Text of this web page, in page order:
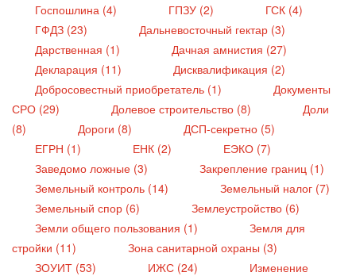
Госпошлина (4)
ГПЗУ (2)
ГСК (4)
ГФДЗ (23)
Дальневосточный гектар (3)
Дарственная (1)
Дачная амнистия (27)
Декларация (11)
Дисквалификация (2)
Добросовестный приобретатель (1)
Документы
СРО (29)
Долевое строительство (8)
Доли
(8)
Дороги (8)
ДСП-секретно (5)
ЕГРН (1)
ЕНК (2)
ЕЭКО (7)
Заведомо ложные (3)
Закрепление границ (1)
Земельный контроль (14)
Земельный налог (7)
Земельный спор (6)
Землеустройство (6)
Земли общего пользования (1)
Земля для
стройки (11)
Зона санитарной охраны (3)
ЗОУИТ (53)
ИЖС (24)
Изменение